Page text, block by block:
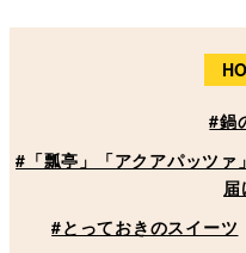
#鍋
#「瓢亭」「アクアパッツァ
届
#とっておきのスイーツ